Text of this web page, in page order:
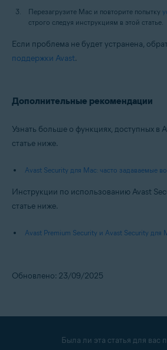
Перезагрузите Mac и повторите попытку
строго следуя инструкциям в этой статье.
Если проблема не будет устранена,
поддержки Avast.
Дополнительные рекомендации
Узнать больше о функциях, доступных в
статье ниже.
Avast Security для Mac: часто задаваемые
Инструкции по использованию Avast
статье ниже.
Avast Premium Security и Avast Security для
Обновлено: 23/09/2025
Была ли эта статья для вас